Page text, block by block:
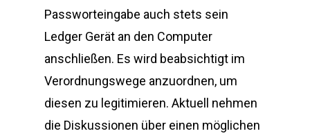
Passworteingabe auch stets sein
Ledger Gerät an den Computer
anschließen. Es wird beabsichtigt im
Verordnungswege anzuordnen, um
diesen zu legitimieren. Aktuell nehmen
die Diskussionen über einen möglichen